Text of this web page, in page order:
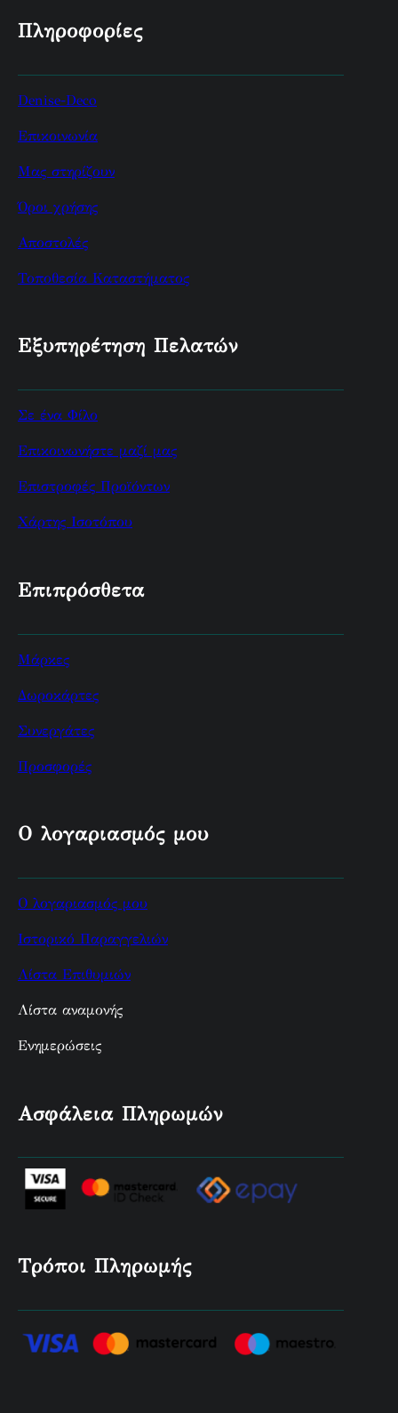
Πληροφορίες
Denise-Deco
Επικοινωνία
Μας στηρίζουν
Όροι χρήσης
Αποστολές
Τοποθεσία Καταστήματος
Εξυπηρέτηση Πελατών
Σε ένα Φίλο
Επικοινωνήστε μαζί μας
Επιστροφές Προϊόντων
Χάρτης Ισοτόπου
Επιπρόσθετα
Μάρκες
Δωροκάρτες
Συνεργάτες
Προσφορές
Ο λογαριασμός μου
Ο λογαριασμός μου
Ιστορικό Παραγγελιών
Λίστα Επιθυμιών
Λίστα αναμονής
Ενημερώσεις
Ασφάλεια Πληρωμών
Τρόποι Πληρωμής